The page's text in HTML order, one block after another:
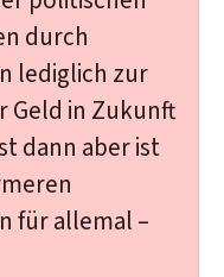
durch
lediglich zur
Geld in Zukunft
dann aber ist
für allemal –